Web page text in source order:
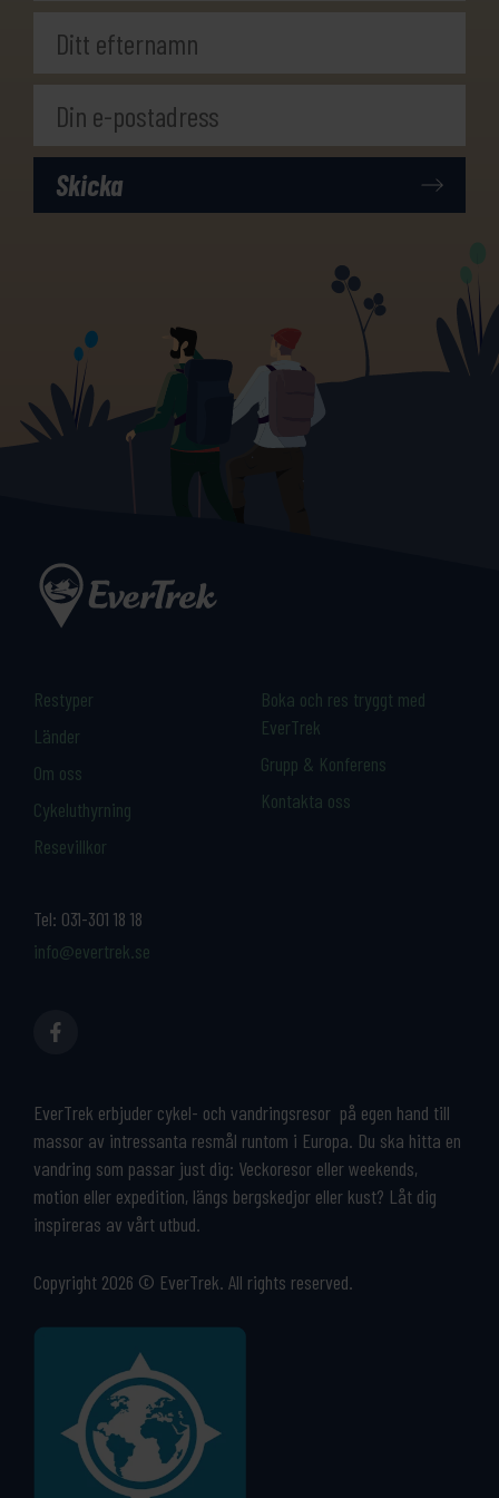
Tel: 031-301 18 18
info@evertrek.se
EverTrek erbjuder cykel- och vandringsresor på egen hand till
massor av intressanta resmål runtom i Europa. Du ska hitta en
vandring som passar just dig: Veckoresor eller weekends,
motion eller expedition, längs bergskedjor eller kust? Låt dig
inspireras av vårt utbud.
Copyright 2026 © EverTrek. All rights reserved.
Restyper
Länder
Om oss
Cykeluthyrning
Resevillkor
Boka och res tryggt med
EverTrek
Grupp & Konferens
Kontakta oss